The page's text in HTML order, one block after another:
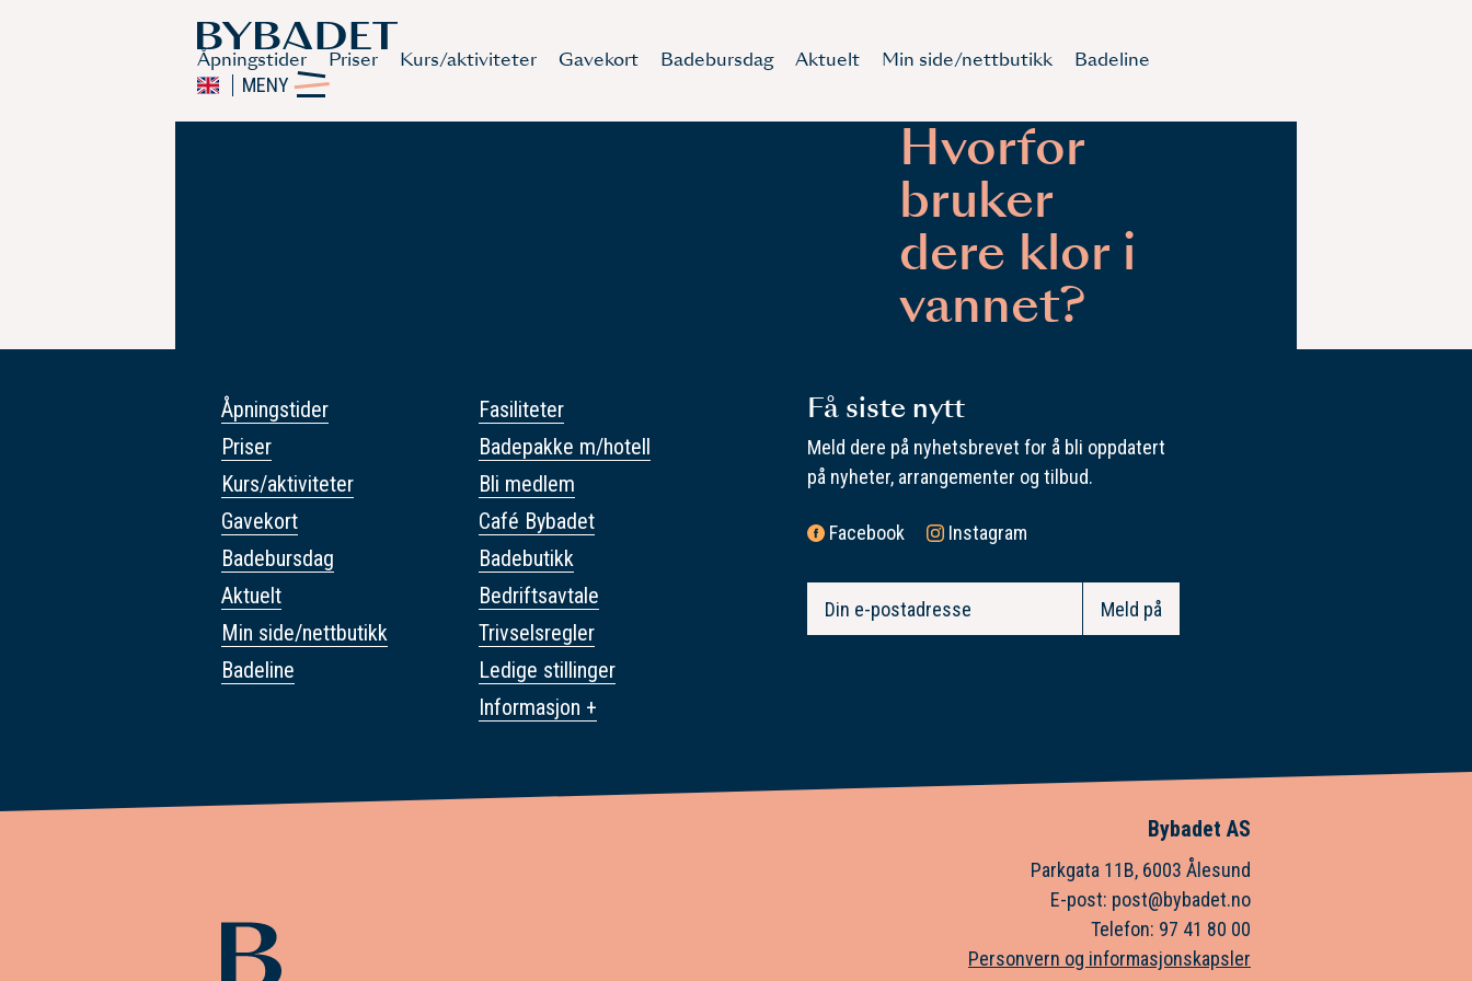
Åpningstider Priser Kurs/aktiviteter Gavekort Badebursdag Aktuelt Min side/nettbutikk Badeline
MENY
Hvorfor
bruker
dere klor i
vannet?
Åpningstider
Priser
Kurs/aktiviteter
Gavekort
Badebursdag
Aktuelt
Min side/nettbutikk
Badeline
Fasiliteter
Badepakke m/hotell
Bli medlem
Café Bybadet
Badebutikk
Bedriftsavtale
Trivselsregler
Ledige stillinger
Informasjon +
Få siste nytt
Meld dere på nyhetsbrevet for å bli oppdatert
på nyheter, arrangementer og tilbud.
Facebook Instagram
Bybadet AS
Parkgata 11B, 6003 Ålesund
E-post: post@bybadet.no
Telefon: 97 41 80 00
Personvern og informasjonskapsler